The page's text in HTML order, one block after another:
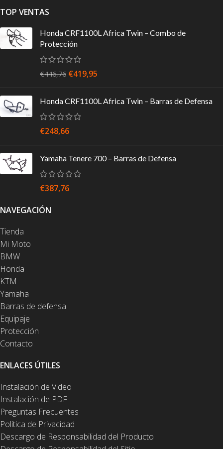
TOP VENTAS
Honda CRF1100L Africa Twin – Combo de
Protección
€446,76 €419,95
Honda CRF1100L Africa Twin – Barras de Defensa
€248,66
Yamaha Tenere 700 – Barras de Defensa
€387,76
NAVEGACIÓN
Tienda
Mi Moto
BMW
Honda
KTM
Yamaha
Barras de defensa
Equipaje
Protección
Contacto
ENLACES ÚTILES
Instalación de Video
Instalación de PDF
Preguntas Frecuentes
Política de Privacidad
Descargo de Responsabilidad del Producto